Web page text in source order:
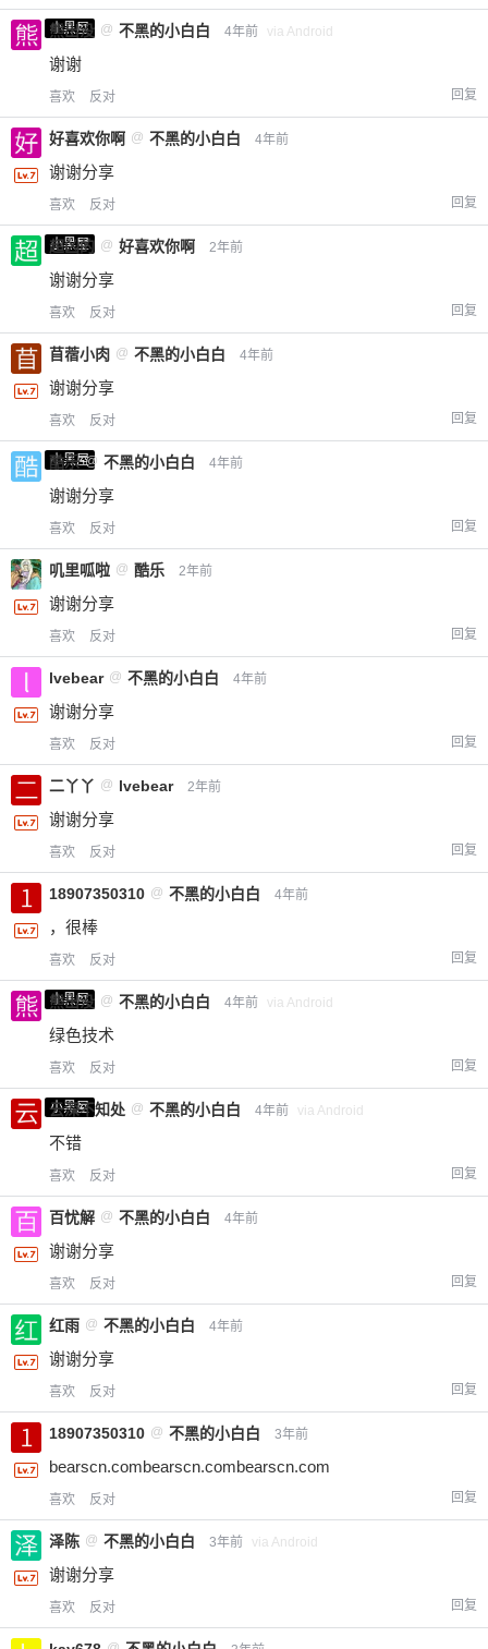
2 元 5 元 10 元
20 元 50 元
付费内容
¥
小黑屋
熊出没 @ 不黑的小白白 4年前 via Android
谢谢
喜欢 反对 回复
好喜欢你啊 @ 不黑的小白白 4年前
谢谢分享
喜欢 反对 回复
小黑屋
超凶的 @ 好喜欢你啊 2年前
谢谢分享
喜欢 反对 回复
苜蓿小肉 @ 不黑的小白白 4年前
谢谢分享
喜欢 反对 回复
小黑屋
酷乐 @ 不黑的小白白 4年前
谢谢分享
喜欢 反对 回复
叽里呱啦 @ 酷乐 2年前
谢谢分享
喜欢 反对 回复
lvebear @ 不黑的小白白 4年前
谢谢分享
喜欢 反对 回复
二丫丫 @ lvebear 2年前
谢谢分享
喜欢 反对 回复
18907350310 @ 不黑的小白白 4年前
，很棒
喜欢 反对 回复
小黑屋
熊出没 @ 不黑的小白白 4年前 via Android
绿色技术
喜欢 反对 回复
小黑屋
云深不知处 @ 不黑的小白白 4年前 via Android
不错
喜欢 反对 回复
百忧解 @ 不黑的小白白 4年前
谢谢分享
喜欢 反对 回复
红雨 @ 不黑的小白白 4年前
谢谢分享
喜欢 反对 回复
18907350310 @ 不黑的小白白 3年前
bearscn.combearscn.combearscn.com
喜欢 反对 回复
泽陈 @ 不黑的小白白 3年前 via Android
谢谢分享
喜欢 反对 回复
您没有权限发布内容，请购买会员或者提升权